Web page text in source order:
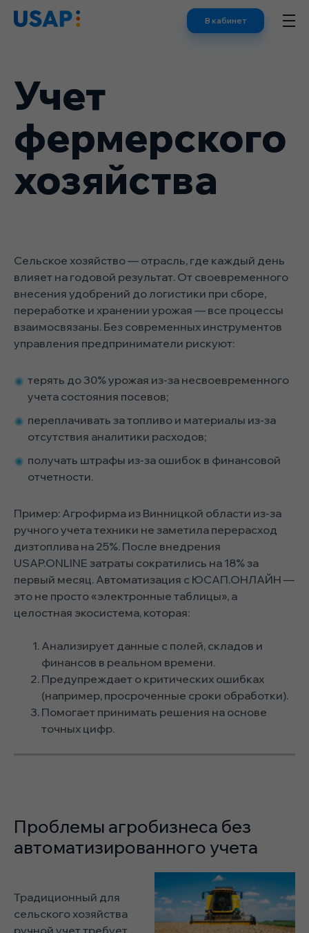
Skip
В кабинет
Учет
фермерского
хозяйства
Сельское хозяйство — отрасль, где каждый день
влияет на годовой результат. От своевременного
внесения удобрений до логистики при сборе,
переработке и хранении урожая — все процессы
взаимосвязаны. Без современных инструментов
управления предприниматели рискуют:
терять до 30% урожая из-за несвоевременного
учета состояния посевов;
переплачивать за топливо и материалы из-за
отсутствия аналитики расходов;
получать штрафы из-за ошибок в финансовой
отчетности.
Пример: Агрофирма из Винницкой области из-за
ручного учета техники не заметила перерасход
дизтоплива на 25%. После внедрения
USAP.ONLINE затраты сократились на 18% за
первый месяц. Автоматизация с ЮСАП.ОНЛАЙН —
это не просто «электронные таблицы», а
целостная экосистема, которая:
Анализирует данные с полей, складов и
финансов в реальном времени.
Предупреждает о критических ошибках
(например, просроченные сроки обработки).
Помогает принимать решения на основе
точных цифр.
Проблемы агробизнеса без
автоматизированного учета
Традиционный для
сельского хозяйства